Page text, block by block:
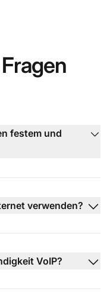
festem und
verwenden?
VoIP?